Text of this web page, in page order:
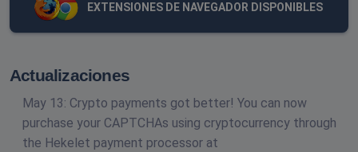
EXTENSIONES DE NAVEGADOR DISPONIBLES
Actualizaciones
May 13: Crypto payments got better! You can now
purchase your CAPTCHAs using cryptocurrency through
the Hekelet payment processor at